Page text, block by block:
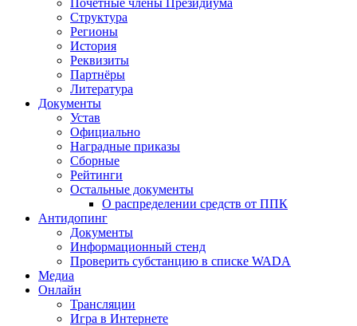
Почётные члены Президиума
Структура
Регионы
История
Реквизиты
Партнёры
Литература
Документы
Устав
Официально
Наградные приказы
Сборные
Рейтинги
Остальные документы
О распределении средств от ППК
Антидопинг
Документы
Информационный стенд
Проверить субстанцию в списке WADA
Медиа
Онлайн
Трансляции
Игра в Интернете